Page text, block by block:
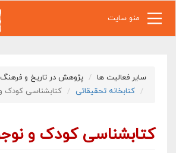
منو سایت
سایر فعالیت ها
پژوهش در تاریخ و
کتابخانه تحقیقاتی
کتابشناسی کودک
کتابشناسی کودک و